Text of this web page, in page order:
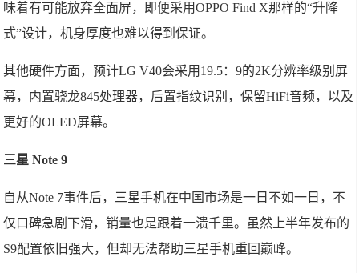
味着有可能放弃全面屏，即便采用OPPO Find X那样的“升降
式”设计，机身厚度也难以得到保证。
其他硬件方面，预计LG V40会采用19.5：9的2K分辨率级别屏
幕，内置骁龙845处理器，后置指纹识别，保留HiFi音频，以及
更好的OLED屏幕。
三星 Note 9
自从Note 7事件后，三星手机在中国市场是一日不如一日，不
仅口碑急剧下滑，销量也是跟着一溃千里。虽然上半年发布的
S9配置依旧强大，但却无法帮助三星手机重回巅峰。